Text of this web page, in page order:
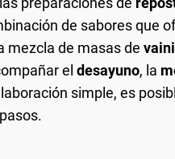
de sabores que
mezcla de masas de
el desayuno, la
simple, es